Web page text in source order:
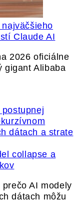
Claude AI
2026 oficiálne
gigant Alibaba
collapse a
AI modely
dátach môžu